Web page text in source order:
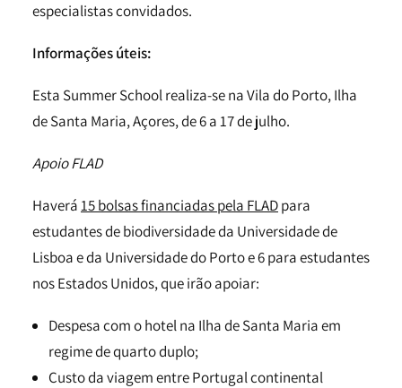
especialistas convidados.
Informações úteis:
Esta Summer School realiza-se na Vila do Porto, Ilha
de Santa Maria, Açores, de 6 a 17 de julho.
Apoio FLAD
Haverá15 bolsas financiadas pela FLADpara
estudantes de biodiversidade da Universidade de
Lisboa e da Universidade do Porto e 6 para estudantes
nos Estados Unidos, que irão apoiar:
Despesa com o hotel na Ilha de Santa Maria em
regime de quarto duplo;
Custo da viagem entre Portugal continental